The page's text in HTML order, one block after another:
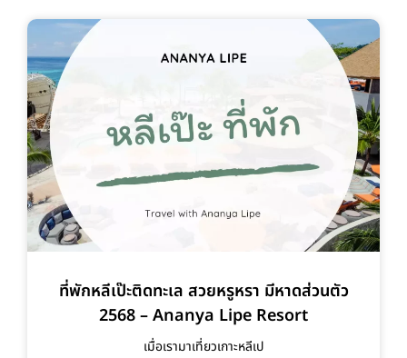
ที่พักหลีเป๊ะติดทะเล สวยหรูหรา มีหาดส่วนตัว
2568 – Ananya Lipe Resort
เมื่อเรามาเที่ยวเกาะหลีเป